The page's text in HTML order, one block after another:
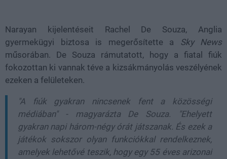
Narayan kijelentéseit Rachel De Souza, Anglia
gyermekügyi biztosa is megerősítette a Sky News
műsorában. De Souza rámutatott, hogy a fiatal fiúk
fokozottan ki vannak téve a kizsákmányolás veszélyének
ezeken a felületeken.
"A fiúk gyakran nincsenek fent a közösségi
médiában" - magyarázta De Souza. "Ehelyett
gyakran napi három-négy órát játszanak. És ezek a
játékok sokszor olyan funkciókkal rendelkeznek,
amelyek lehetővé teszik, hogy egy 55 éves arizonai